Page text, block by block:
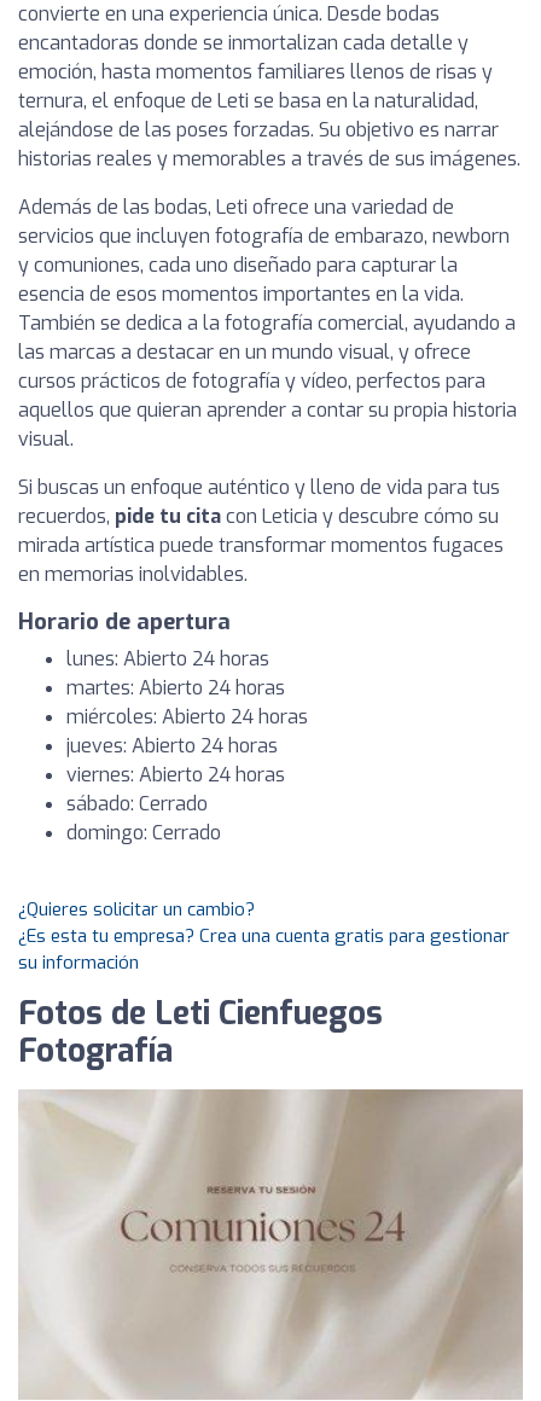
convierte en una experiencia única. Desde bodas
encantadoras donde se inmortalizan cada detalle y
emoción, hasta momentos familiares llenos de risas y
ternura, el enfoque de Leti se basa en la naturalidad,
alejándose de las poses forzadas. Su objetivo es narrar
historias reales y memorables a través de sus imágenes.
Además de las bodas, Leti ofrece una variedad de
servicios que incluyen fotografía de embarazo, newborn
y comuniones, cada uno diseñado para capturar la
esencia de esos momentos importantes en la vida.
También se dedica a la fotografía comercial, ayudando a
las marcas a destacar en un mundo visual, y ofrece
cursos prácticos de fotografía y vídeo, perfectos para
aquellos que quieran aprender a contar su propia historia
visual.
Si buscas un enfoque auténtico y lleno de vida para tus
recuerdos, pide tu citacon Leticia y descubre cómo su
mirada artística puede transformar momentos fugaces
en memorias inolvidables.
Horario de apertura
lunes: Abierto 24 horas
martes: Abierto 24 horas
miércoles: Abierto 24 horas
jueves: Abierto 24 horas
viernes: Abierto 24 horas
sábado: Cerrado
domingo: Cerrado
¿Quieres solicitar un cambio?
¿Es esta tu empresa? Crea una cuenta gratis para gestionar
su información
Fotos de Leti Cienfuegos
Fotografía